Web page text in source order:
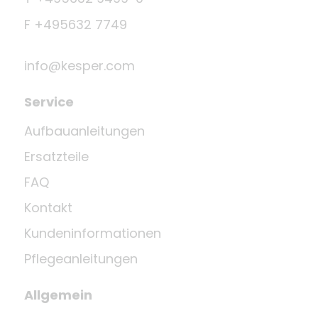
F +495632 7749
info@kesper.com
Service
Aufbauanleitungen
Ersatzteile
FAQ
Kontakt
Kundeninformationen
Pflegeanleitungen
Allgemein